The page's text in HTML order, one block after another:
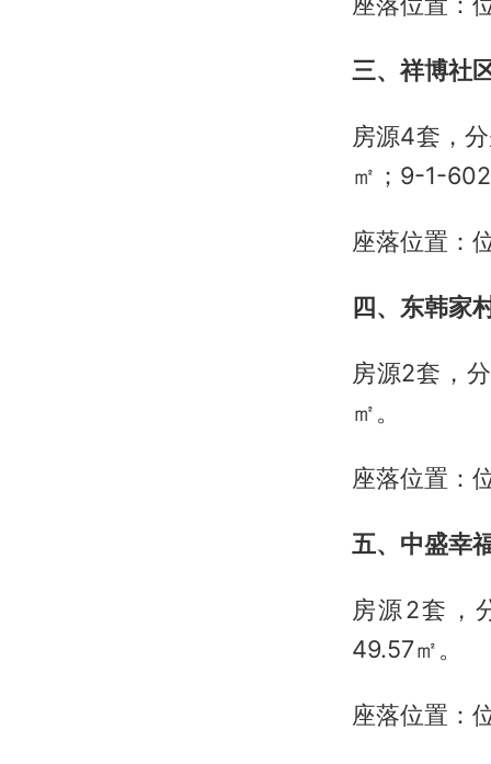
三、祥博社
房源4套，
㎡；9-1-
座落位置：
四、东韩家
房源2套，
㎡。
座落位置：
五、中盛幸
房源2套，
49.57㎡。
座落位置：